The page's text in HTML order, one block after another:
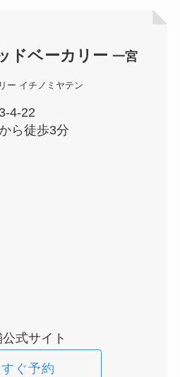
ドベーカリー 一宮
ー イチノミヤテン
4-22
ら徒歩3分
公式サイト
ぐ予約